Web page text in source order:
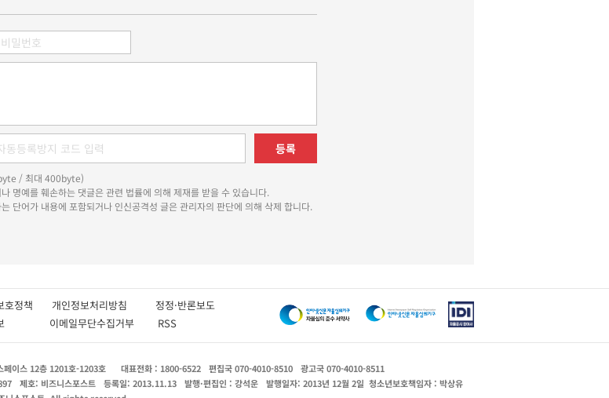
등록
/ 최대 400byte)
명예를 훼손하는 댓글은 관련 법률에 의해 제재를 받을 수 있습니다.
단어가 내용에 포함되거나 인신공격성 글은 관리자의 판단에 의해 삭제 합니다.
호정책 개인정보처리방침 정정·반론보도
보 이메일무단수집거부 RSS
페이스 12층 1201호-1203호 대표전화 : 1800-6522 편집국 070-4010-8510
광고국 070-4010-8511
제호: 비즈니스포스트 등록일: 2013.11.13 발행·편집인 : 강석운 발행일자: 2013년 12월 2일 청소년보호책임자 : 박상유